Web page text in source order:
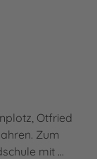
Otfried
Zum
mit …